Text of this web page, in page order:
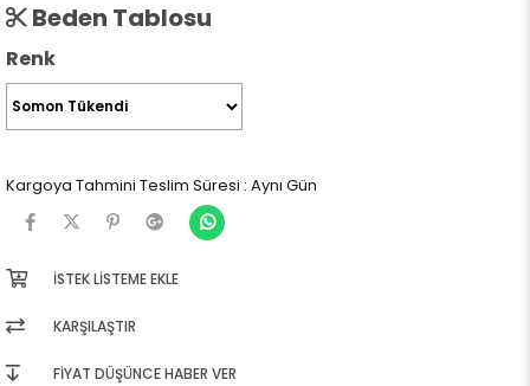
Beden Tablosu
Renk
Kargoya Tahmini Teslim Süresi : Aynı Gün
İSTEK LISTEME EKLE
KARŞILAŞTIR
FIYAT DÜŞÜNCE HABER VER